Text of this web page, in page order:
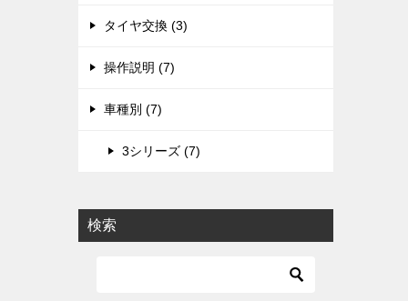
タイヤ交換 (3)
操作説明 (7)
車種別 (7)
3シリーズ (7)
検索